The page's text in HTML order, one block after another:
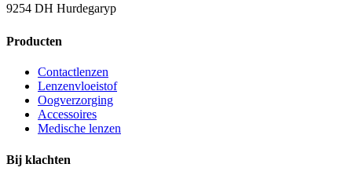
9254 DH Hurdegaryp
Producten
Contactlenzen
Lenzenvloeistof
Oogverzorging
Accessoires
Medische lenzen
Bij klachten